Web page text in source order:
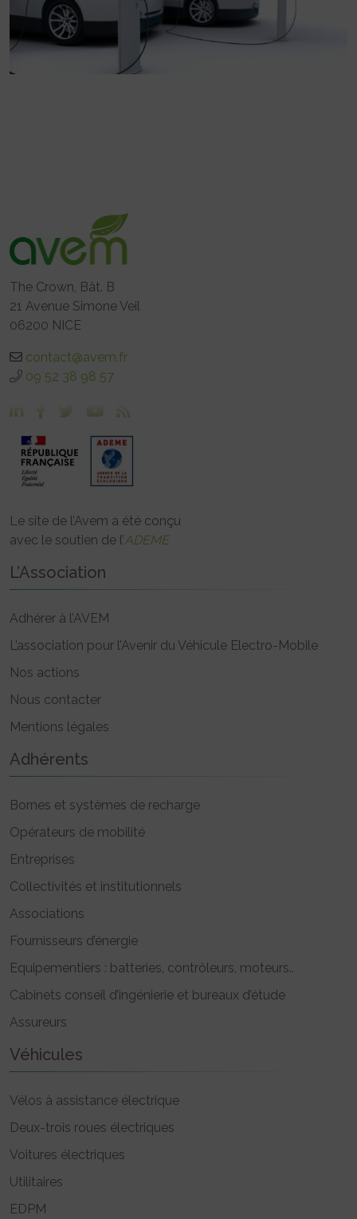
The Crown, Bât. B
21 Avenue Simone Veil
06200 NICE
contact@avem.fr
09 52 38 98 57
Le site de l’Avem a été conçu
avec le soutien de l’ADEME
L’Association
Adhérer à l’AVEM
L’association pour l’Avenir du Véhicule Electro-Mobile
Nos actions
Nous contacter
Mentions légales
Adhérents
Bornes et systèmes de recharge
Opérateurs de mobilité
Entreprises
Collectivités et institutionnels
Associations
Fournisseurs d’énergie
Equipementiers : batteries, contrôleurs, moteurs..
Cabinets conseil d’ingénierie et bureaux d’étude
Assureurs
Véhicules
Vélos à assistance électrique
Deux-trois roues électriques
Voitures électriques
Utilitaires
EDPM